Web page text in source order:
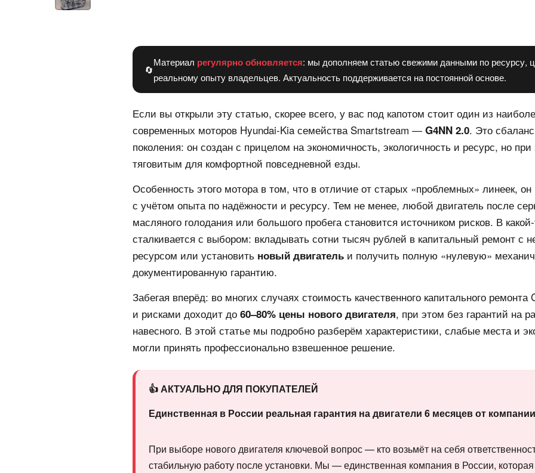
🔄
Материал регулярно обновляется: мы дополняем статью свежими данными по ресурсу,
реальному опыту владельцев. Актуальность поддерживается на постоянной основе.
Если вы открыли эту статью, скорее всего, у вас под капотом стоит один из
современных моторов Hyundai-Kia семейства Smartstream — G4NN 2.0. Это
поколения: он создан с прицелом на экономичность, экологичность и ресурс, но
тяговитым для комфортной повседневной езды.
Особенность этого мотора в том, что в отличие от старых «проблемных» линеек, он
с учётом опыта по надёжности и ресурсу. Тем не менее, любой двигатель после
масляного голодания или большого пробега становится источником рисков. В
сталкивается с выбором: вкладывать сотни тысяч рублей в капитальный ремонт с
ресурсом или установить новый двигатель и получить полную «нулевую»
документированную гарантию.
Забегая вперёд: во многих случаях стоимость качественного капитального
и рисками доходит до 60–80% цены нового двигателя, при этом без гарантий на
навесного. В этой статье мы подробно разберём характеристики, слабые места и
могли принять профессионально взвешенное решение.
👍 АКТУАЛЬНО ДЛЯ ПОКУПАТЕЛЕЙ
Единственная в России реальная гарантия на двигатели 6 месяцев от
При выборе нового двигателя ключевой вопрос — кто возьмёт на себя
стабильную работу после установки. Мы — единственная компания в России,